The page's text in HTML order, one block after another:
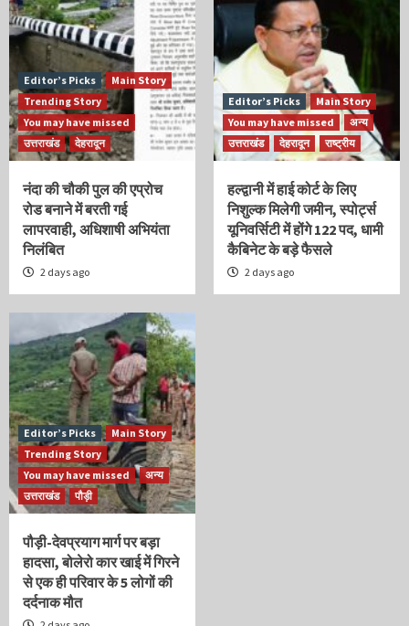
Editor’s Picks
Main Story
Trending Story
You may have missed
उत्तराखंड
देहरादून
नंदा की चौकी पुल की एप्रोच
रोड बनाने में बरती गई
लापरवाही, अधिशाषी अभियंता
निलंबित
2 days ago
Editor’s Picks
Main Story
You may have missed
अन्य
उत्तराखंड
देहरादून राष्ट्रीय
हल्द्वानी में हाई कोर्ट के लिए
निशुल्क मिलेगी जमीन, स्पोर्ट्स
यूनिवर्सिटी में होंगे 122 पद, धामी
कैबिनेट के बड़े फैसले
2 days ago
Editor’s Picks
Main Story
Trending Story
You may have missed
अन्य
उत्तराखंड
पौड़ी
पौड़ी-देवप्रयाग मार्ग पर बड़ा
हादसा, बोलेरो कार खाई में गिरने
से एक ही परिवार के 5 लोगों की
दर्दनाक मौत